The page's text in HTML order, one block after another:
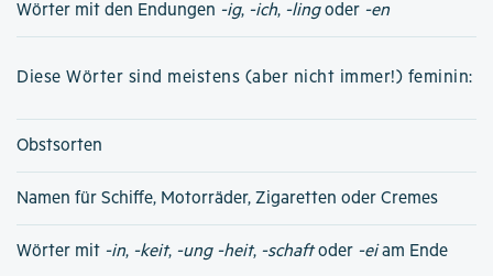
Wörter mit den Endungen -ig, -ich, -lingoder -en
Diese Wörter sind meistens (aber nicht immer!) feminin:
Obstsorten
Namen für Schiffe, Motorräder, Zigaretten oder Cremes
Wörter mit -in, -keit, -ung -heit, -schaftoder -eiam Ende